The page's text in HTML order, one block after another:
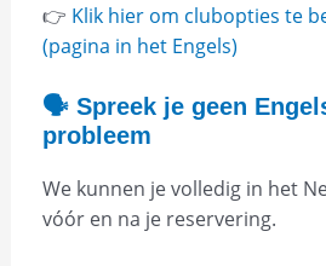
👉 Klik hier om clubopties te
(pagina in het Engels)
🗣️ Spreek je geen
probleem
We kunnen je volledig in het
vóór en na je reservering.